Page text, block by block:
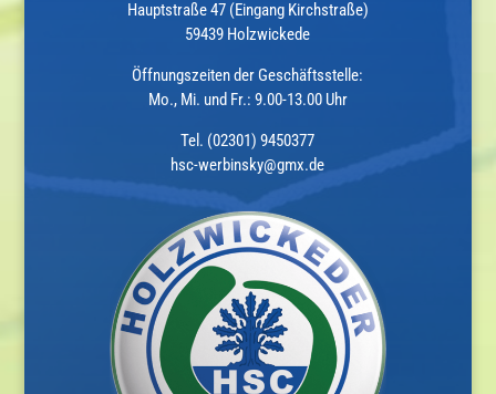
Hauptstraße 47 (Eingang Kirchstraße)
59439 Holzwickede
Öffnungszeiten der Geschäftsstelle:
Mo., Mi. und Fr.: 9.00-13.00 Uhr
Tel. (02301) 9450377
hsc-werbinsky@gmx.de